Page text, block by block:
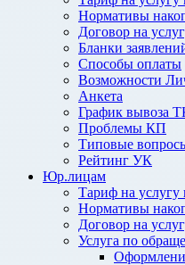
Нормативы
Договор на
Бланки
Способы оплаты
Возможности
Анкета
График вывоза
Проблемы КП
Типовые
Рейтинг УК
Юр.лицам
Тариф на
Нормативы
Договор на
Услуга по